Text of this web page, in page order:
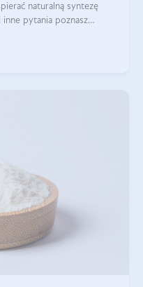
naturalną syntezę
pytania poznasz